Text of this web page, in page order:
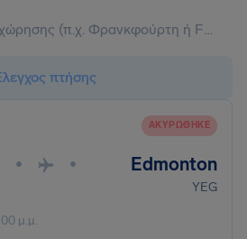
πτήσης
ΑΚΥΡΏΘΗΚΕ
• • Edmonton
YEG
μ.μ.